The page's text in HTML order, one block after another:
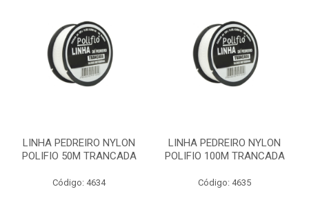
LINHA PEDREIRO NYLON
POLIFIO 50M TRANCADA
Código: 4634
LINHA PEDREIRO NYLON
POLIFIO 100M TRANCADA
Código: 4635